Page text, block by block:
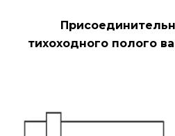
тихоходного полого